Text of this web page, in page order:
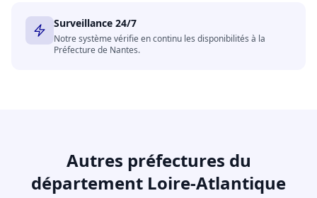
Surveillance 24/7
Notre système vérifie en continu les disponibilités à la
Préfecture de Nantes.
Autres préfectures du
département Loire-Atlantique